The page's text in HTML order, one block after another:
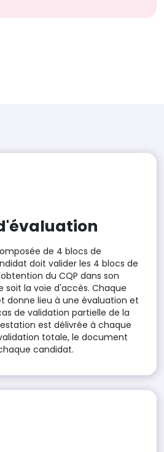
de 4 blocs de
doit valider les 4 blocs de
du CQP dans son
soit la voie d'accès. Chaque
donne lieu à une évaluation et
de validation partielle de la
est délivrée à chaque
totale, le document
candidat.